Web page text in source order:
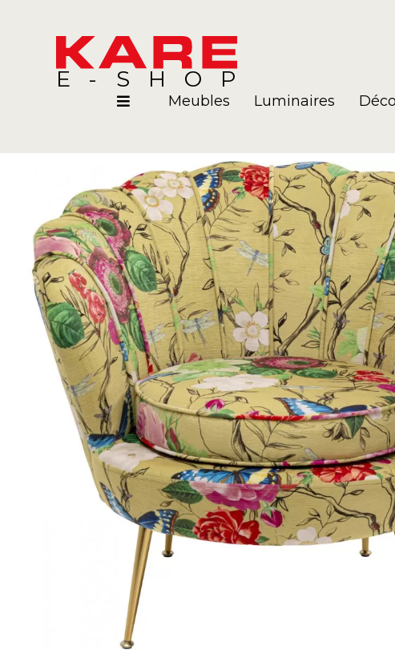
E-SHOP
Blog
Meubles Luminaires